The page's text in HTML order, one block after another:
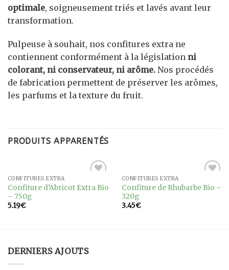
optimale, soigneusement triés et lavés avant leur
transformation.
Pulpeuse à souhait, nos confitures extra ne
contiennent conformément à la législation ni
colorant, ni conservateur, ni arôme. Nos procédés
de fabrication permettent de préserver les arômes,
les parfums et la texture du fruit.
PRODUITS APPARENTÉS
Ajouter
à la
CONFITURES EXTRA
Confiture d’Abricot Extra Bio
– 750g
5.19€
Ajouter
à la
CONFITURES EXTRA
Confiture de Rhubarbe Bio –
320g
3.45€
DERNIERS AJOUTS